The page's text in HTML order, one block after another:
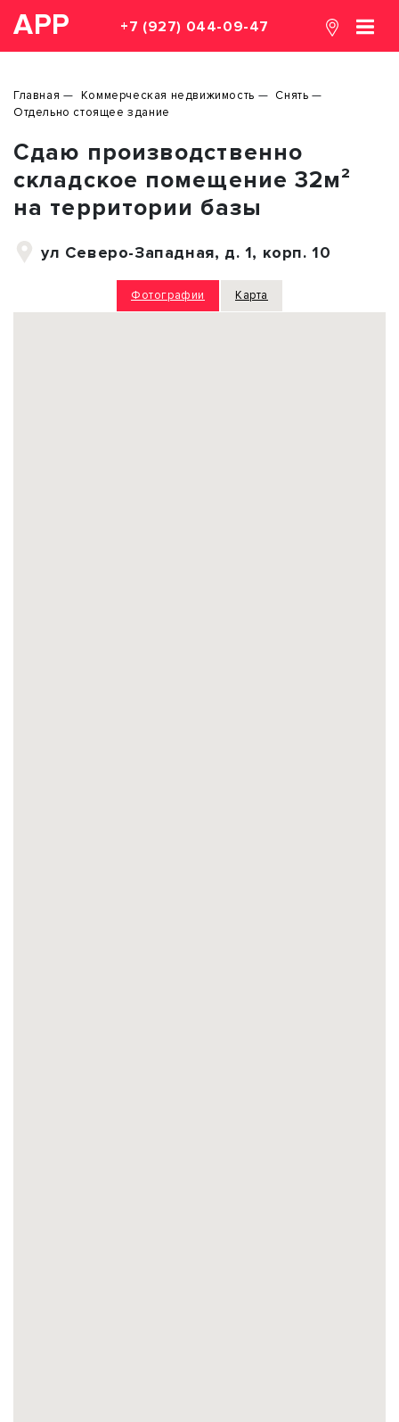
АРР +7 (927) 044-09-47
Главная Коммерческая недвижимость
Снять
Отдельно стоящее здание
Сдаю производственно
складское помещение 32м²
на территории базы
ул Северо-Западная, д. 1, корп. 10
Фотографии Карта